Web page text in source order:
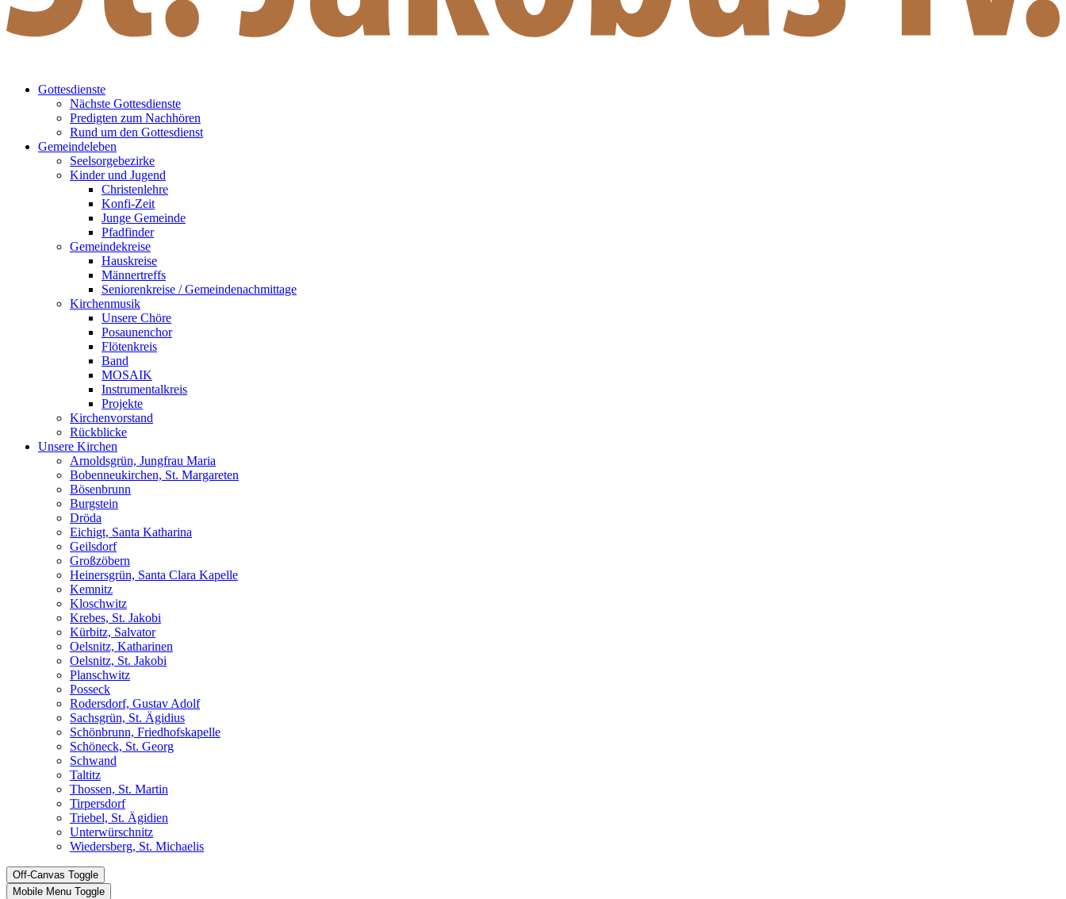
Gottesdienste
Nächste Gottesdienste
Predigten zum Nachhören
Rund um den Gottesdienst
Gemeindeleben
Seelsorgebezirke
Kinder und Jugend
Christenlehre
Konfi-Zeit
Junge Gemeinde
Pfadfinder
Gemeindekreise
Hauskreise
Männertreffs
Seniorenkreise / Gemeindenachmittage
Kirchenmusik
Unsere Chöre
Posaunenchor
Flötenkreis
Band
MOSAIK
Instrumentalkreis
Projekte
Kirchenvorstand
Rückblicke
Unsere Kirchen
Arnoldsgrün, Jungfrau Maria
Bobenneukirchen, St. Margareten
Bösenbrunn
Burgstein
Dröda
Eichigt, Santa Katharina
Geilsdorf
Großzöbern
Heinersgrün, Santa Clara Kapelle
Kemnitz
Kloschwitz
Krebes, St. Jakobi
Kürbitz, Salvator
Oelsnitz, Katharinen
Oelsnitz, St. Jakobi
Planschwitz
Posseck
Rodersdorf, Gustav Adolf
Sachsgrün, St. Ägidius
Schönbrunn, Friedhofskapelle
Schöneck, St. Georg
Schwand
Taltitz
Thossen, St. Martin
Tirpersdorf
Triebel, St. Ägidien
Unterwürschnitz
Wiedersberg, St. Michaelis
Off-Canvas Toggle
Mobile Menu Toggle